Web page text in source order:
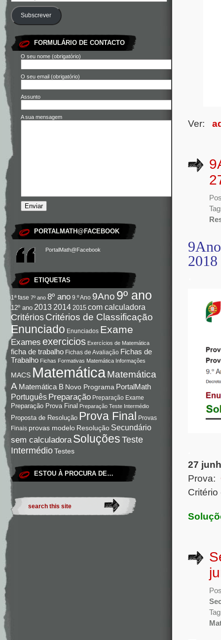
Subscrever
FORMULÁRIO DE CONTACTO
O seu nome (obrigatório)
O seu email (obrigatório)
Assunto
A sua mensagem
PORTALMATH@FACEBOOK
PortalMath@Facebook
ETIQUETAS
1ª fase 7º ano 8º ano 9.º Ano 9Ano 9º ano
12º ano 2013 2014 2015 com calculadora
Critérios Critérios de Classificação
Enunciado Enunciados Exame
Exames exercicios Exercícios de Matemática
ficha de trabalho Fichas de Avaliação Fichas de
Trabalho Fichas Formativas Matemática Informações
MACS Matemática Matemática
A Matemática B Novo Programa PortalMath
Português Preparação Preparação Exame
Preparação Prova Final Preparação Teste Intermédio
Proposta de Resolução Prova Final Provas
Finais provas modelo Resolução Secundário
sem calculadora Soluções Teste
IntermédioTestes
ESTOU À PROCURA DE…
Ver:
2018
27
Prova: